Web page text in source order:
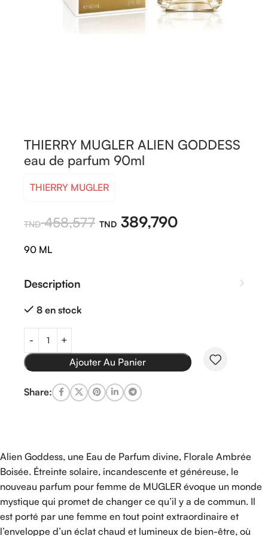
THIERRY MUGLER ALIEN GODDESS
eau de parfum 90ml
THIERRY MUGLER
458,577 389,790
90 ML
Description
8 en stock
Ajouter Au Panier
Share:
Alien Goddess, une Eau de Parfum divine, Florale Ambrée
Boisée. Étreinte solaire, incandescente et généreuse, le
nouveau parfum pour femme de MUGLER évoque un monde
mystique qui promet de changer ce qu’il y a de commun. Il
est porté par une femme en tout point extraordinaire et
l’enveloppe d’un éclat chaud et lumineux de bien-être, où